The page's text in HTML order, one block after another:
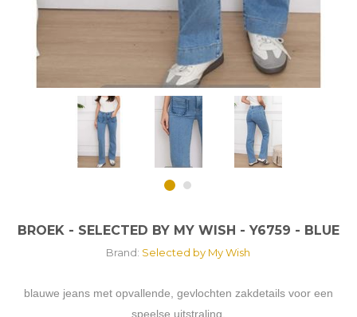
BROEK - SELECTED BY MY WISH - Y6759 - BLUE
Brand: Selected by My Wish
blauwe jeans met opvallende, gevlochten zakdetails voor een
speelse uitstraling.